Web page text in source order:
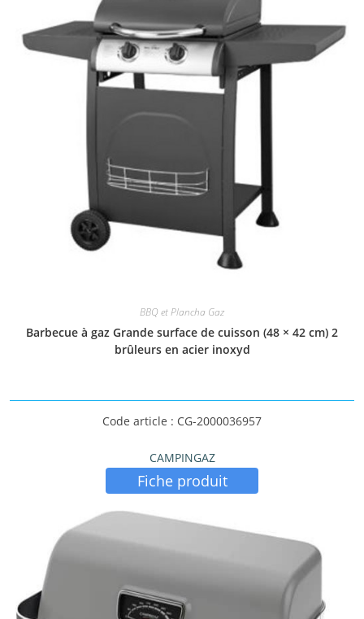
BBQ et Plancha Gaz
Barbecue à gaz Grande surface de cuisson (48 × 42 cm) 2
brûleurs en acier inoxyd
Code article : CG-2000036957
CAMPINGAZ
Fiche produit